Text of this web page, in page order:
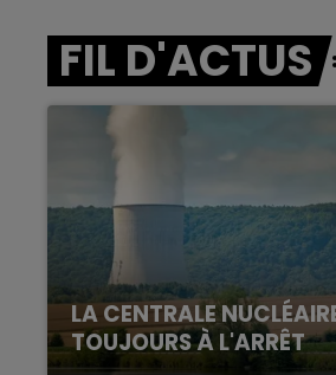
FIL D'ACTUS
LA CENTRALE
TOUJOURS À L'ARRÊT